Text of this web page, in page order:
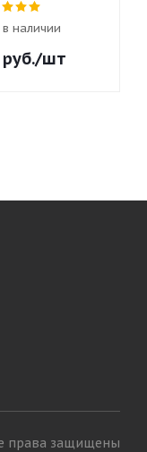
в наличии
руб./шт
права защищены